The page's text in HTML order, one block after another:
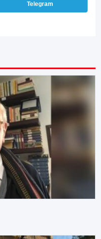
Telegram